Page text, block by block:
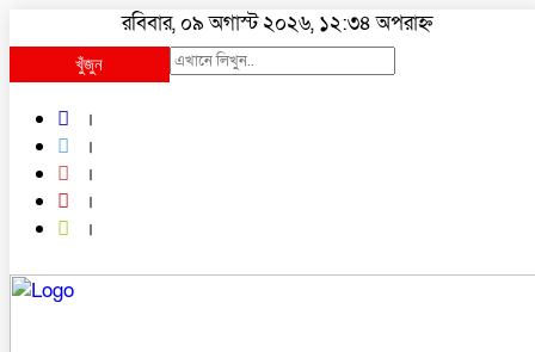
রবিবার, ০৯ অগাস্ট ২০২৬, ১২:৩৪ অপরাহ্ন
খুঁজুন